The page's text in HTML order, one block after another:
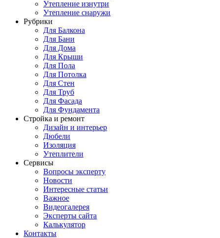
Утепление изнутри
Утепление снаружи
Рубрики
Для Балкона
Для Бани
Для Дома
Для Крыши
Для Пола
Для Потолка
Для Стен
Для Труб
Для Фасада
Для Фундамента
Стройка и ремонт
Дизайн и интерьер
Дюбели
Изоляция
Утеплители
Сервисы
Вопросы эксперту
Новости
Интересные статьи
Важное
Видеогалерея
Эксперты сайта
Калькулятор
Контакты